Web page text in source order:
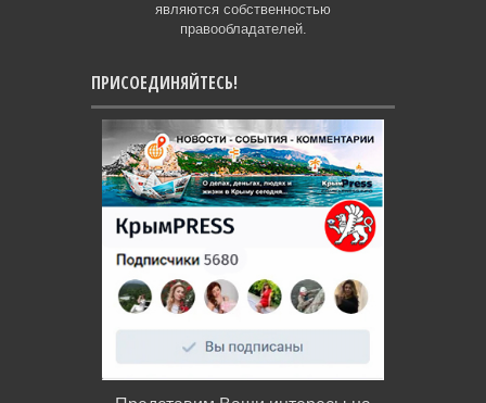
являются собственностью
правообладателей.
ПРИСОЕДИНЯЙТЕСЬ!